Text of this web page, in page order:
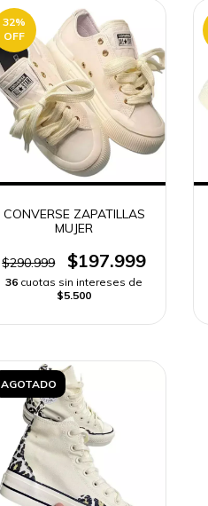
32%
OFF
CONVERSE ZAPATILLAS
MUJER
$290.999 $197.999
36 cuotas sin intereses de
$5.500
AGOTADO